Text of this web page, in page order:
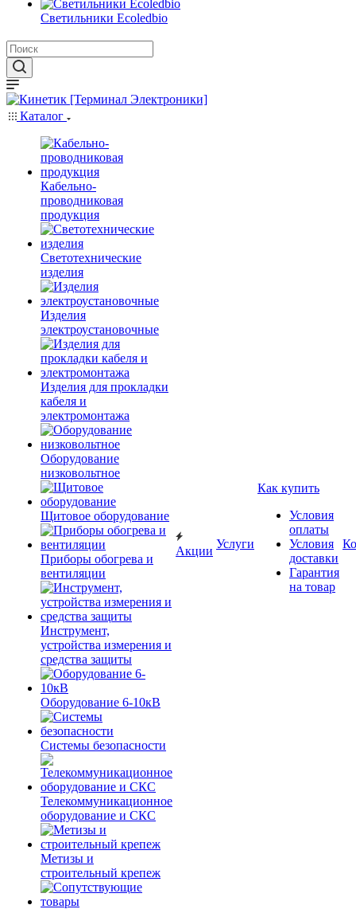
Светильники Ecoledbio
Каталог
Кабельно-
проводниковая
продукция
Светотехнические
изделия
Изделия
электроустановочные
Изделия для прокладки
кабеля и
электромонтажа
Оборудование
низковольтное
Щитовое оборудование
Приборы обогрева и
вентиляции
Инструмент,
устройства измерения и
средства защиты
Оборудование 6-10кВ
Системы безопасности
Телекоммуникационное
оборудование и СКС
Метизы и
строительный крепеж
Акции
Услуги
Как купить
Условия
оплаты
Условия
доставки
Гарантия
на товар